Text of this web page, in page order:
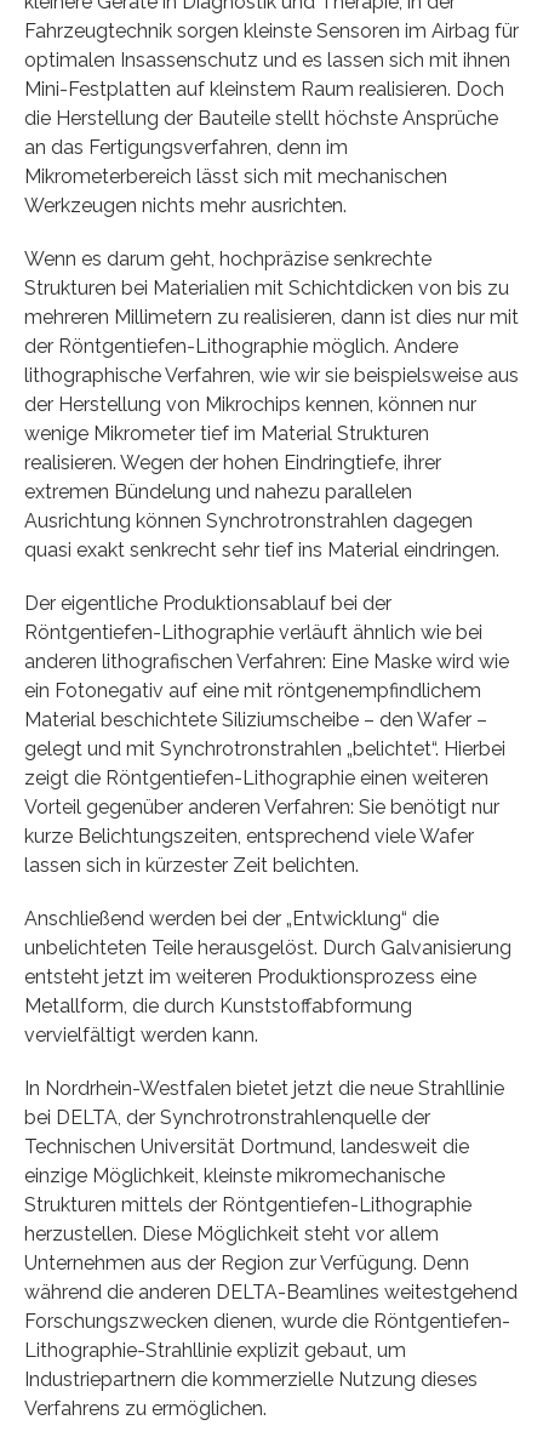
Fahrzeugtechnik sorgen kleinste Sensoren im Airbag für
optimalen Insassenschutz und es lassen sich mit ihnen
Mini-Festplatten auf kleinstem Raum realisieren. Doch
die Herstellung der Bauteile stellt höchste Ansprüche
an das Fertigungsverfahren, denn im
Mikrometerbereich lässt sich mit mechanischen
Werkzeugen nichts mehr ausrichten.
Wenn es darum geht, hochpräzise senkrechte
Strukturen bei Materialien mit Schichtdicken von bis zu
mehreren Millimetern zu realisieren, dann ist dies nur mit
der Röntgentiefen-Lithographie möglich. Andere
lithographische Verfahren, wie wir sie beispielsweise aus
der Herstellung von Mikrochips kennen, können nur
wenige Mikrometer tief im Material Strukturen
realisieren. Wegen der hohen Eindringtiefe, ihrer
extremen Bündelung und nahezu parallelen
Ausrichtung können Synchrotronstrahlen dagegen
quasi exakt senkrecht sehr tief ins Material eindringen.
Der eigentliche Produktionsablauf bei der
Röntgentiefen-Lithographie verläuft ähnlich wie bei
anderen lithografischen Verfahren: Eine Maske wird wie
ein Fotonegativ auf eine mit röntgenempfindlichem
Material beschichtete Siliziumscheibe – den Wafer –
gelegt und mit Synchrotronstrahlen „belichtet“. Hierbei
zeigt die Röntgentiefen-Lithographie einen weiteren
Vorteil gegenüber anderen Verfahren: Sie benötigt nur
kurze Belichtungszeiten, entsprechend viele Wafer
lassen sich in kürzester Zeit belichten.
Anschließend werden bei der „Entwicklung“ die
unbelichteten Teile herausgelöst. Durch Galvanisierung
entsteht jetzt im weiteren Produktionsprozess eine
Metallform, die durch Kunststoffabformung
vervielfältigt werden kann.
In Nordrhein-Westfalen bietet jetzt die neue Strahllinie
bei DELTA, der Synchrotronstrahlenquelle der
Technischen Universität Dortmund, landesweit die
einzige Möglichkeit, kleinste mikromechanische
Strukturen mittels der Röntgentiefen-Lithographie
herzustellen. Diese Möglichkeit steht vor allem
Unternehmen aus der Region zur Verfügung. Denn
während die anderen DELTA-Beamlines weitestgehend
Forschungszwecken dienen, wurde die Röntgentiefen-
Lithographie-Strahllinie explizit gebaut, um
Industriepartnern die kommerzielle Nutzung dieses
Verfahrens zu ermöglichen.